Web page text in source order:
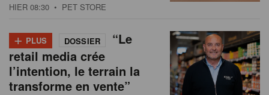
HIER 08:30 • PET STORE
+ PLUS DOSSIER
“Le
retail media crée
l’intention, le terrain la
transforme en vente”